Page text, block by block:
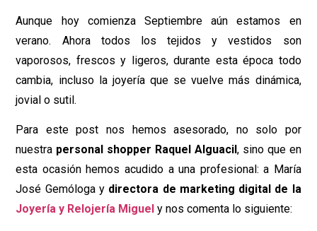
Aunque hoy comienza Septiembre aún estamos en
verano. Ahora todos los tejidos y vestidos son
vaporosos, frescos y ligeros, durante esta época todo
cambia, incluso la joyería que se vuelve más dinámica,
jovial o sutil.
Para este post nos hemos asesorado, no solo por
nuestra personal shopper Raquel Alguacil , sino que en
esta ocasión hemos acudido a una profesional: a María
José Gemóloga y directora de marketing digital de la
Joyería y Relojería Miguel y nos comenta lo siguiente: